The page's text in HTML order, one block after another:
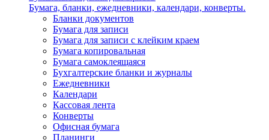
Бумага, бланки, ежедневники, календари, конверты.
Бланки документов
Бумага для записи
Бумага для записи с клейким краем
Бумага копировальная
Бумага самоклеящаяся
Бухгалтерские бланки и журналы
Ежедневники
Календари
Кассовая лента
Конверты
Офисная бумага
Планинги